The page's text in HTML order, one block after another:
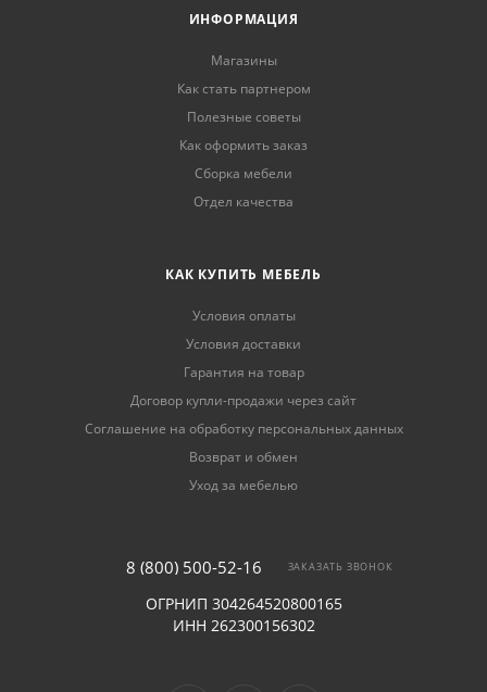
ИНФОРМАЦИЯ
Магазины
Как стать партнером
Полезные советы
Как оформить заказ
Сборка мебели
Отдел качества
КАК КУПИТЬ МЕБЕЛЬ
Условия оплаты
Условия доставки
Гарантия на товар
Договор купли-продажи через сайт
Соглашение на обработку персональных данных
Возврат и обмен
Уход за мебелью
8 (800) 500-52-16 ЗАКАЗАТЬ ЗВОНОК
ОГРНИП 304264520800165
ИНН 262300156302